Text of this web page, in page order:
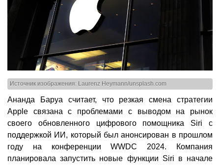
Источник изображения: Laurenz Heymann/unsplash.com
Ананда Баруа считает, что резкая смена стратегии
Apple связана с проблемами с выводом на рынок
своего обновленного цифрового помощника Siri с
поддержкой ИИ, который был анонсирован в прошлом
году на конференции WWDC 2024. Компания
планировала запустить новые функции Siri в начале